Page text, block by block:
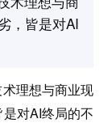
，皆是对AI
理想与商业现
对AI终局的不